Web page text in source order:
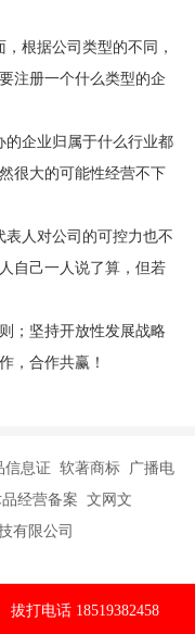
根据公司类型的不同，
注册一个什么类型的企
的企业归属于什么行业都
很大的可能性经营不下
人对公司的可控力也不
自己一人说了算，但若
；坚持开放性发展战略
，合作共赢！
信息证 软著商标 广播电
经营备案 文网文
有限公司
拔打电话 18519382458